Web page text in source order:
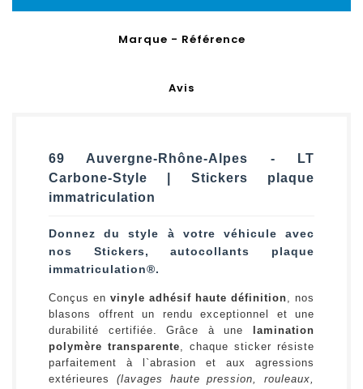
Marque - Référence
Avis
69 Auvergne-Rhône-Alpes - LT
Carbone-Style | Stickers plaque
immatriculation
Donnez du style à votre véhicule avec
nos Stickers, autocollants plaque
immatriculation®.
Conçus en vinyle adhésif haute définition, nos
blasons offrent un rendu exceptionnel et une
durabilité certifiée. Grâce à une
lamination
polymère transparente, chaque sticker résiste
parfaitement à l`abrasion et aux agressions
extérieures (lavages haute pression, rouleaux,